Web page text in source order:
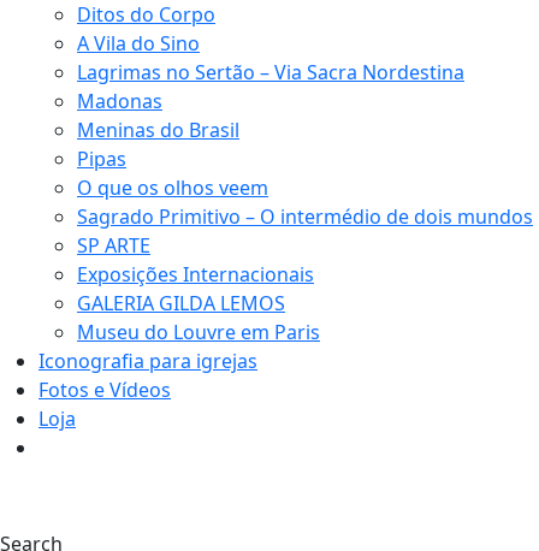
Ditos do Corpo
A Vila do Sino
Lagrimas no Sertão – Via Sacra Nordestina
Madonas
Meninas do Brasil
Pipas
O que os olhos veem
Sagrado Primitivo – O intermédio de dois mundos
SP ARTE
Exposições Internacionais
GALERIA GILDA LEMOS
Museu do Louvre em Paris
Iconografia para igrejas
Fotos e Vídeos
Loja
Search